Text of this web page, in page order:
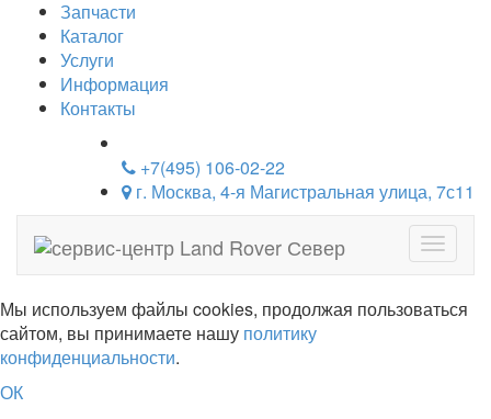
Запчасти
Каталог
Услуги
Информация
Контакты
+7(495) 106-02-22
г. Москва, 4-я Магистральная улица, 7с11
Мы используем файлы cookies, продолжая пользоваться
сайтом, вы принимаете нашу политику
конфиденциальности.
ОК